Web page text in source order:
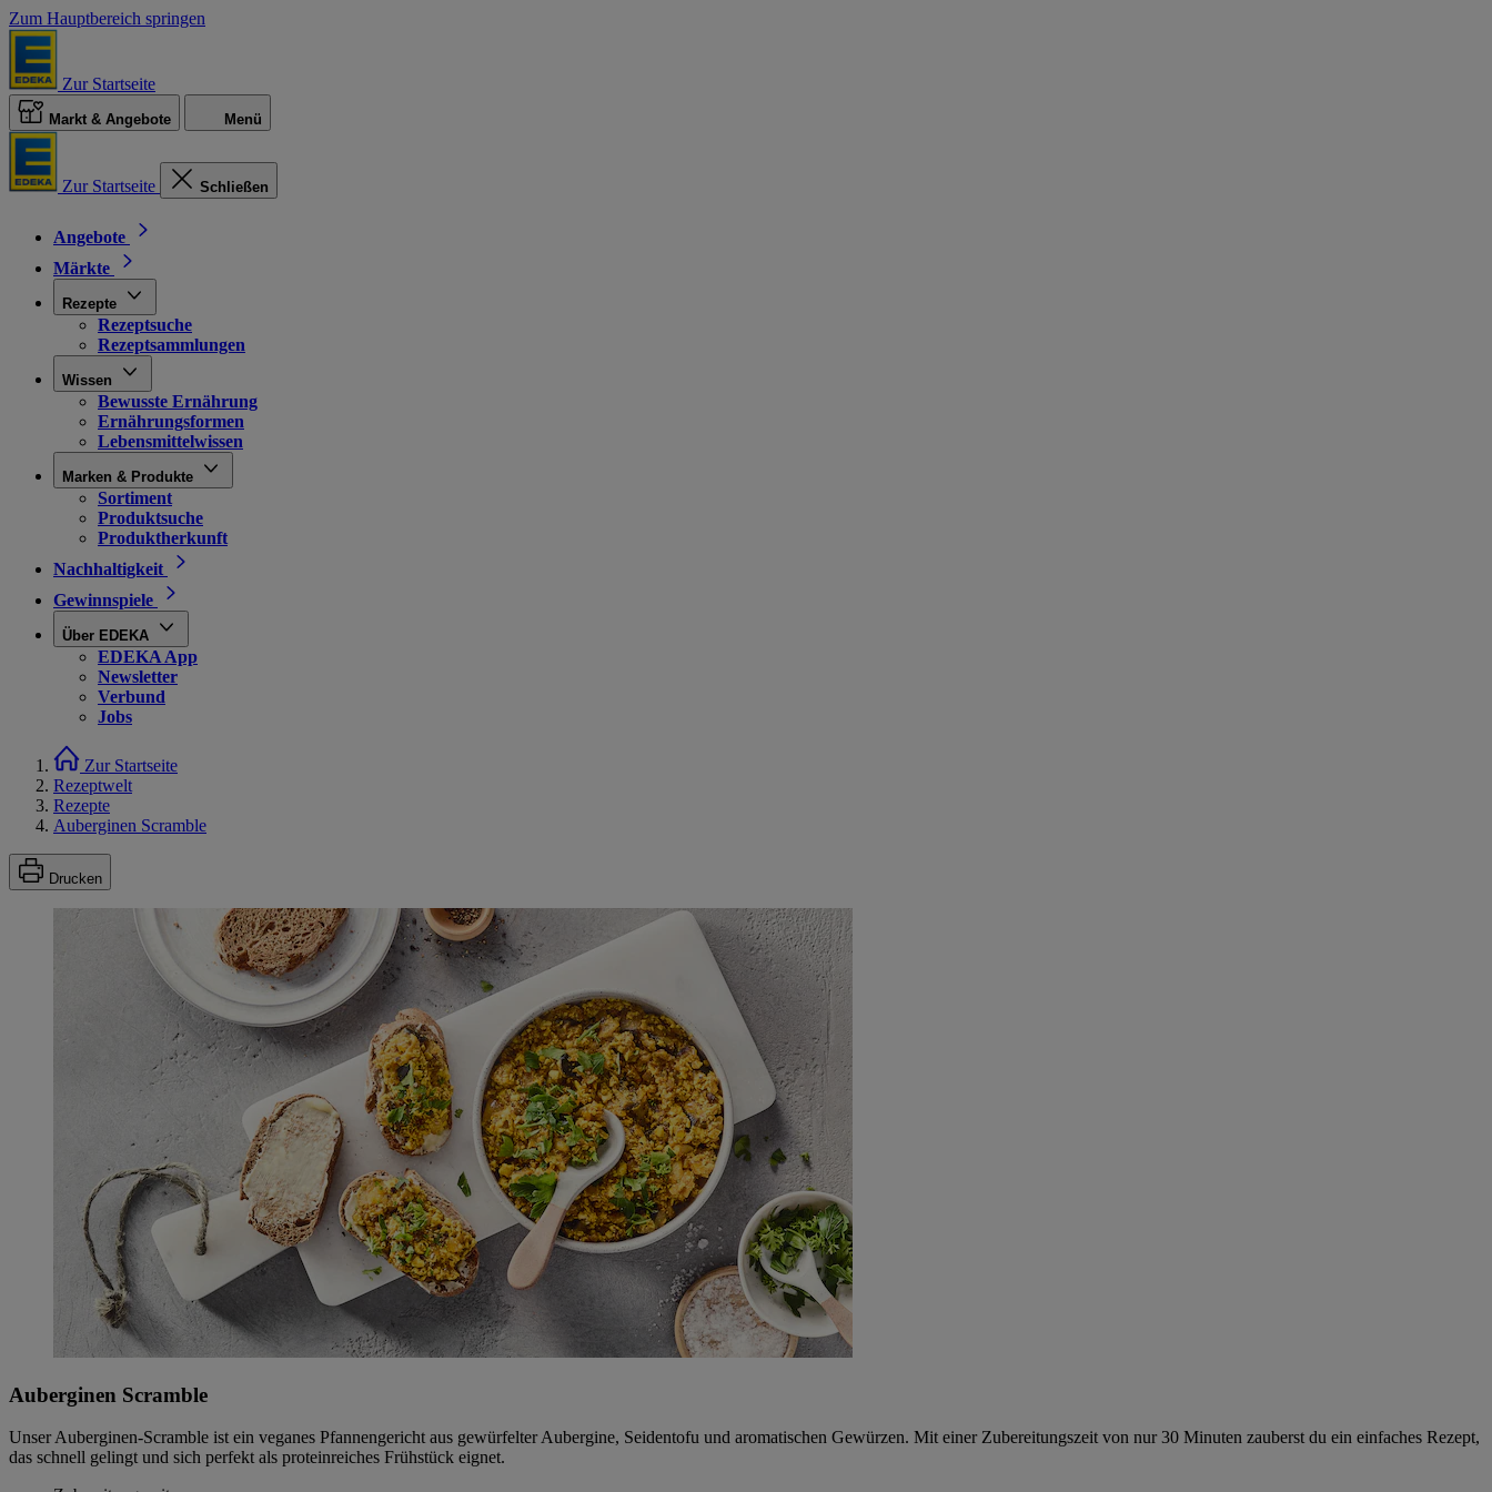
Zum Hauptbereich springen
Zur Startseite
Markt & Angebote Menü
Zur Startseite Schließen
Angebote
Märkte
Rezepte
Rezeptsuche
Rezeptsammlungen
Wissen
Bewusste Ernährung
Ernährungsformen
Lebensmittelwissen
Marken & Produkte
Sortiment
Produktsuche
Produktherkunft
Nachhaltigkeit
Gewinnspiele
Über EDEKA
EDEKA App
Newsletter
Verbund
Jobs
Zur Startseite
Rezeptwelt
Rezepte
Auberginen Scramble
Drucken
Auberginen Scramble
Unser Auberginen-Scramble ist ein veganes Pfannengericht aus gewürfelter Aubergine, Seidentofu und aromatischen Gewürzen. Mit einer Zubereitungszeit von nur 30 Minuten zauberst du ein einfaches Rezept,
das schnell gelingt und sich perfekt als proteinreiches Frühstück eignet.